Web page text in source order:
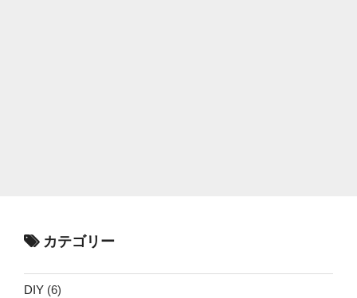
カテゴリー
DIY (6)